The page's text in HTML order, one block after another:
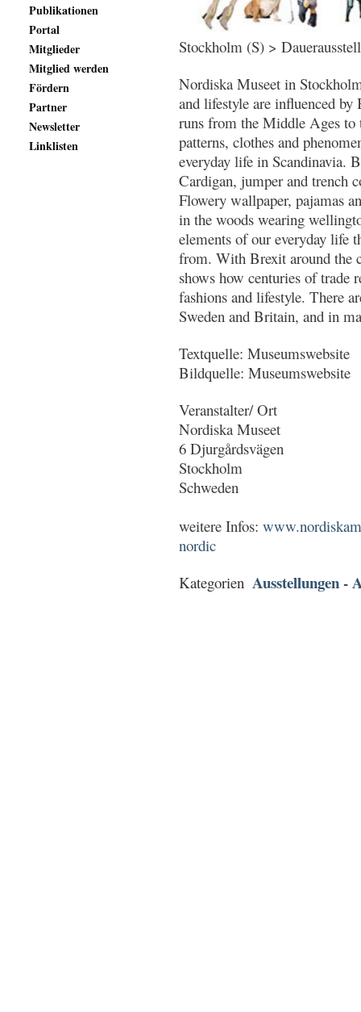
Stockholm (S) >
Nordiska Museet in
and lifestyle are influenced by
runs from the Middle Ages to
patterns, clothes and
everyday life in Scandinavia.
Cardigan, jumper and trench
Flowery wallpaper, pajamas
in the woods wearing
elements of our everyday life
from. With Brexit around the
shows how centuries of
fashions and lifestyle. There
Sweden and Britain, and in
Textquelle: Museumswebsite
Bildquelle: Museumswebsite
Veranstalter/ Ort
Nordiska Museet
6 Djurgårdsvägen
Stockholm
Schweden
weitere Infos:
nordic
Kategorien Ausstellungen -
Publikationen
Portal
Mitglieder
Mitglied werden
Fördern
Partner
Newsletter
Linklisten